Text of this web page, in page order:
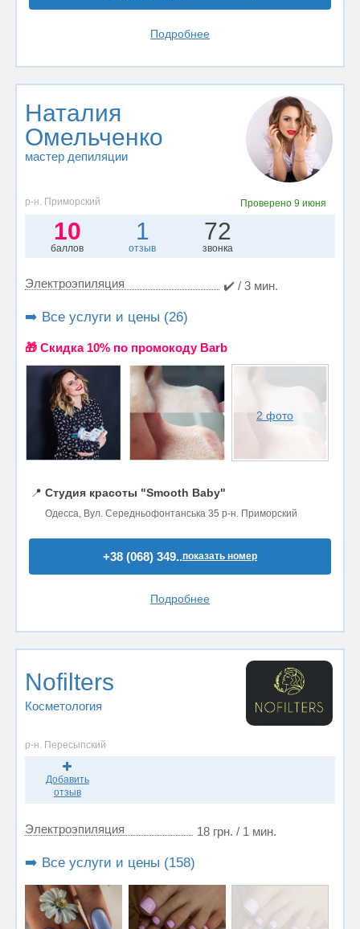
Подробнее
Наталия
Омельченко
мастер депиляции
р-н. Приморский Проверено9 июня
10
баллов
1
отзыв
72
звонка
Электроэпиляция ✔️ / 3 мин.
➡️ Все услуги и цены (26)
🎁 Cкидка 10% по промокоду Barb
2 фото
📍 Студия красоты "Smooth Baby"
Одесса, Вул. Середньофонтанська 35 р-н. Приморский
+38 (068) 349..показать номер
Подробнее
Nofilters
Косметология
р-н. Пересыпский
Добавить
отзыв
Электроэпиляция 18 грн. / 1 мин.
➡️ Все услуги и цены (158)